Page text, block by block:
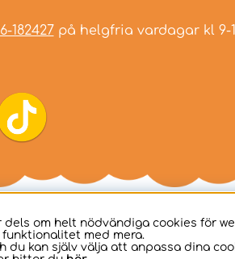
182427på helgfria vardagar kl 9-11
om helt nödvändiga cookies för
med mera.
kan själv välja att anpassa dina